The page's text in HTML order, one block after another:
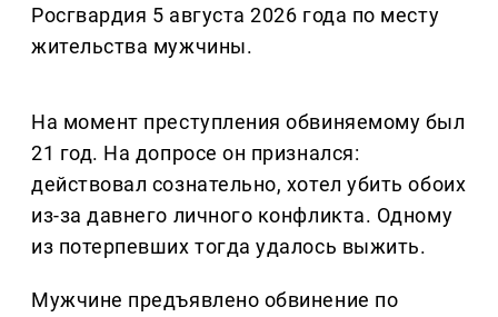
Росгвардия 5 августа 2026 года по месту
жительства мужчины.
На момент преступления обвиняемому был
21 год. На допросе он признался:
действовал сознательно, хотел убить обоих
из-за давнего личного конфликта. Одному
из потерпевших тогда удалось выжить.
Мужчине предъявлено обвинение по